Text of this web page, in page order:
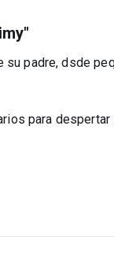
su padre, dsde
para